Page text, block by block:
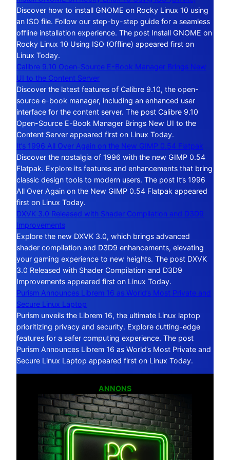
Discover how to install GNOME on Rocky Linux 10 using
an ISO file. Follow our step-by-step guide for a seamless
offline installation experience. The post Install GNOME on
Rocky Linux 10 Using ISO (Offline) appeared first on
Linux Today.
Calibre 9.10 Open-Source E-Book Manager Brings New
UI to the Content Server
Discover the latest features of Calibre 9.10, the open-
source e-book manager, including an enhanced user
interface for the content server. The post Calibre 9.10
Open-Source E-Book Manager Brings New UI to the
Content Server appeared first on Linux Today.
It’s 1996 All Over Again on the New GIMP 0.54 Flatpak
Discover the nostalgia of 1996 with the new GIMP 0.54
Flatpak. Explore its features and enhancements that bring
classic design tools to modern users. The post It’s 1996
All Over Again on the New GIMP 0.54 Flatpak appeared
first on Linux Today.
DXVK 3.0 Released with Shader Compilation and D3D9
Improvements
Explore the new DXVK 3.0, which brings advanced
shader compilation and D3D9 enhancements, elevating
your gaming experience to new heights. The post DXVK
3.0 Released with Shader Compilation and D3D9
Improvements appeared first on Linux Today.
Purism Announces Librem 16 as World’s Most Private and
Secure Linux Laptop
Purism unveils the Librem 16, the ultimate Linux laptop
prioritizing privacy and security. Explore cutting-edge
features for a safer computing experience. The post
Purism Announces Librem 16 as World’s Most Private and
Secure Linux Laptop appeared first on Linux Today.
ANNONS